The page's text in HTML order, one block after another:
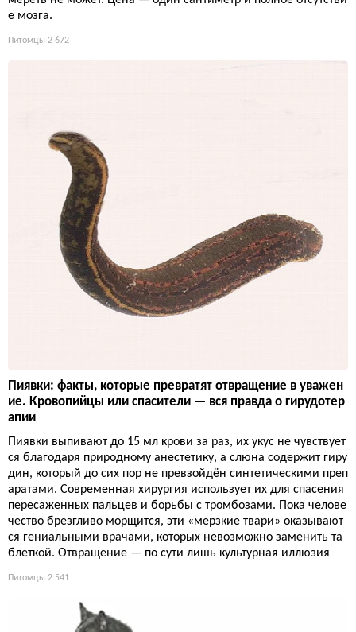
е мозга.
Питомцы 2 672
Пиявки: факты, которые превратят отвращение в уважен
ие. Кровопийцы или спасители — вся правда о гирудотер
апии
Пиявки выпивают до 15 мл крови за раз, их укус не чувствует
ся благодаря природному анестетику, а слюна содержит гиру
дин, который до сих пор не превзойдён синтетическими преп
аратами. Современная хирургия использует их для спасения
пересаженных пальцев и борьбы с тромбозами. Пока челове
чество брезгливо морщится, эти «мерзкие твари» оказывают
ся гениальными врачами, которых невозможно заменить та
блеткой. Отвращение — по сути лишь культурная иллюзия
Питомцы 2 541